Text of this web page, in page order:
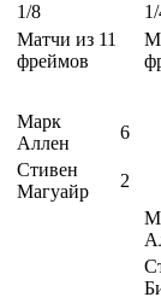
1/8
Матчи из 11
фреймов
Марк
Аллен
6
Стивен
Магуайр
2